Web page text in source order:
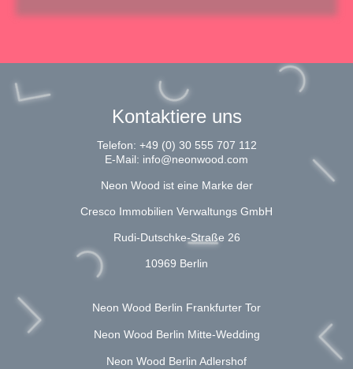
Kontaktiere uns
Telefon: +49 (0) 30 555 707 112
E-Mail: info@neonwood.com
Neon Wood ist eine Marke der
Cresco Immobilien Verwaltungs GmbH
Rudi-Dutschke-Straße 26
10969 Berlin
Neon Wood Berlin Frankfurter Tor
Neon Wood Berlin Mitte-Wedding
Neon Wood Berlin Adlershof